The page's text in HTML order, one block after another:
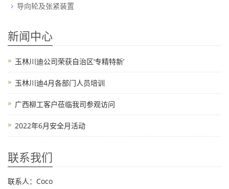
导向轮及张紧装置
新闻中心
玉林川迪公司荣获自治区‘专精特新’
玉林川迪4月各部门人员培训
广西柳工客户莅临我司参观访问
2022年6月安全月活动
联系我们
联系人：Coco